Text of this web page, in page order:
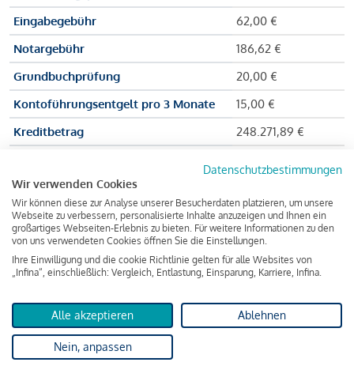
Eingabegebühr
62,00 €
Notargebühr
186,62 €
Grundbuchprüfung
20,00 €
Kontoführungsentgelt pro 3 Monate
15,00 €
Kreditbetrag
248.271,89 €
Zu zahlender Gesamtbetrag
Kreditvermittler
INFINA Credit
Broker GmbH
von 237.000 Euro ausgezahlt, um die Wohnung zu kaufen.
Darüber hinaus fallen aber noch einige Gebühren an (z. B. die
Grundbucheintragungsgebühr), sodass die Bank den
Datenschutzbestimmungen
Wir verwenden Cookies
Wir können diese zur Analyse unserer Besucherdaten platzieren, um unsere
Webseite zu verbessern, personalisierte Inhalte anzuzeigen und Ihnen ein
großartiges Webseiten-Erlebnis zu bieten. Für weitere Informationen zu den
von uns verwendeten Cookies öffnen Sie die Einstellungen.
Ihre Einwilligung und die cookie Richtlinie gelten für alle Websites von
„Infina“, einschließlich: Vergleich, Entlastung, Einsparung, Karriere, Infina.
Alle akzeptieren Ablehnen
Nein, anpassen